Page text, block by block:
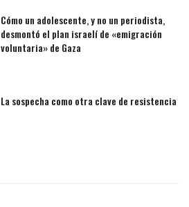
Cómo un adolescente, y no un periodista,
desmontó el plan israelí de «emigración
voluntaria» de Gaza
La sospecha como otra clave de resistencia